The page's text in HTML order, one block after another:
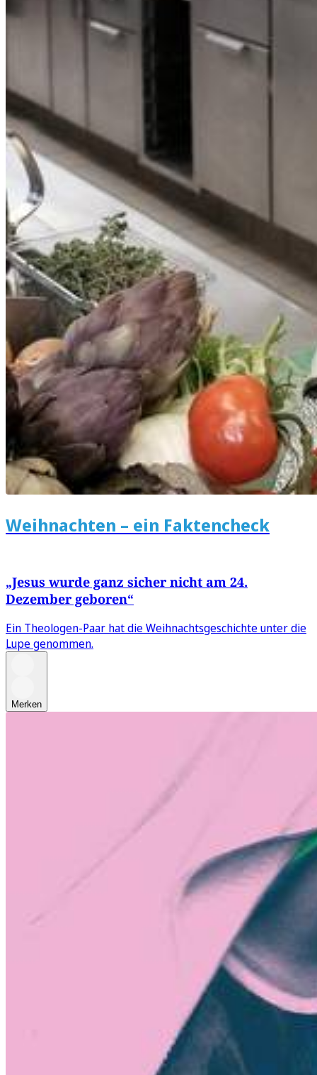
Weihnachten – ein Faktencheck
„Jesus wurde ganz sicher nicht am 24.
Dezember geboren“
Ein Theologen-Paar hat die Weihnachtsgeschichte unter die
Lupe genommen.
Merken